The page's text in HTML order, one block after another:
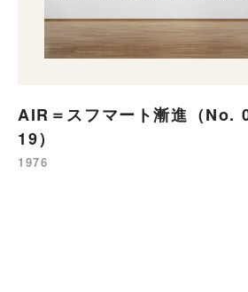
AIR＝スフマート漸進（No.
19）
1976